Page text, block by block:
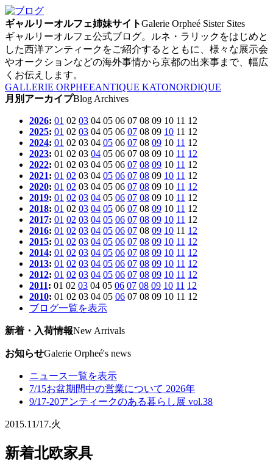
ギャルリーオルフェ姉妹サイトGalerie Orpheé Sister Sites
ギャルリーオルフェ公式ブログ。ルネ・ラリックをはじめと
した西洋アンティークをご紹介するとともに、様々な展示会
やオークションなどの海外事情から京都の出来事まで、幅広
くお伝えします。
GALLERIE ORPHEEANTIQUE KATONORDIQUE
月別アーカイプBlog Archives
2026: 01 02 03 04 05 06 07 08 09 10 11 12
2025: 01 02 03 04 05 06 07 08 09 10 11 12
2024: 01 02 03 04 05 06 07 08 09 10 11 12
2023: 01 02 03 04 05 06 07 08 09 10 11 12
2022: 01 02 03 04 05 06 07 08 09 10 11 12
2021: 01 02 03 04 05 06 07 08 09 10 11 12
2020: 01 02 03 04 05 06 07 08 09 10 11 12
2019: 01 02 03 04 05 06 07 08 09 10 11 12
2018: 01 02 03 04 05 06 07 08 09 10 11 12
2017: 01 02 03 04 05 06 07 08 09 10 11 12
2016: 01 02 03 04 05 06 07 08 09 10 11 12
2015: 01 02 03 04 05 06 07 08 09 10 11 12
2014: 01 02 03 04 05 06 07 08 09 10 11 12
2013: 01 02 03 04 05 06 07 08 09 10 11 12
2012: 01 02 03 04 05 06 07 08 09 10 11 12
2011: 01 02 03 04 05 06 07 08 09 10 11 12
2010: 01 02 03 04 05 06 07 08 09 10 11 12
ブログ一覧を表示
新着・入荷情報New Arrivals
お知らせGalerie Orpheé's news
ニュース一覧を表示
7/15お盆期間中の営業について 2026年
9/17-20アンティークのある暮らし展 vol.38
2015.11/17.火
新着北欧家具